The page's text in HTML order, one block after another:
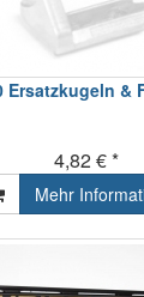
Ersatzkugeln &
4,82 € *
Mehr